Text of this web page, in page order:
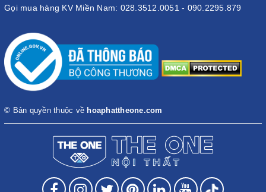
Gọi mua hàng KV Miền Nam: 028.3512.0051 - 090.2295.879
© Bản quyền thuộc về hoaphattheone.com